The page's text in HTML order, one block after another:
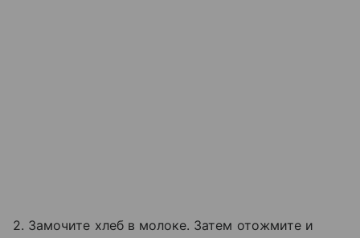
2. Замочите хлеб в молоке. Затем отожмите и